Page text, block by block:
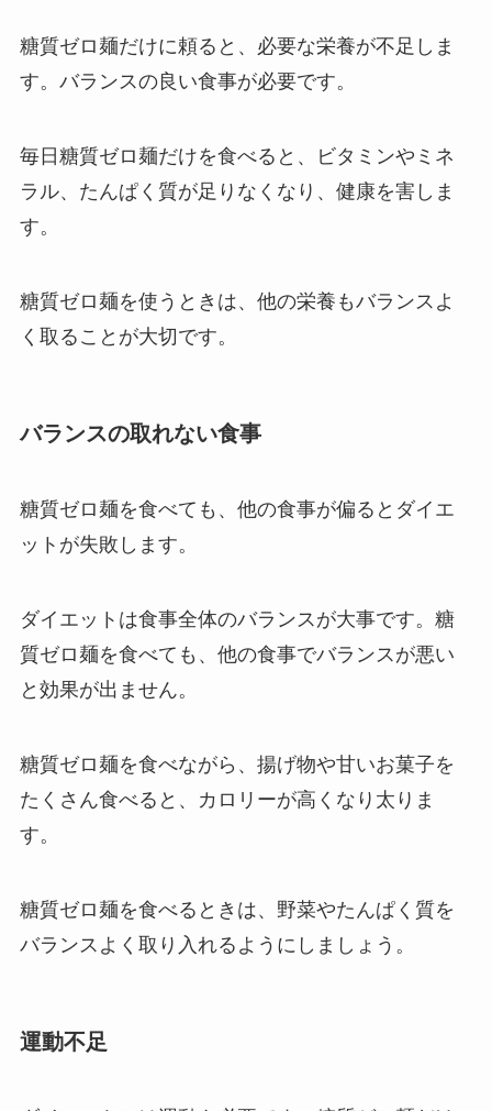
糖質ゼロ麺だけに頼ると、必要な栄養が不足しま
す。バランスの良い食事が必要です。
毎日糖質ゼロ麺だけを食べると、ビタミンやミネ
ラル、たんぱく質が足りなくなり、健康を害しま
す。
糖質ゼロ麺を使うときは、他の栄養もバランスよ
く取ることが大切です。
バランスの取れない食事
糖質ゼロ麺を食べても、他の食事が偏るとダイエ
ットが失敗します。
ダイエットは食事全体のバランスが大事です。糖
質ゼロ麺を食べても、他の食事でバランスが悪い
と効果が出ません。
糖質ゼロ麺を食べながら、揚げ物や甘いお菓子を
たくさん食べると、カロリーが高くなり太りま
す。
糖質ゼロ麺を食べるときは、野菜やたんぱく質を
バランスよく取り入れるようにしましょう。
運動不足